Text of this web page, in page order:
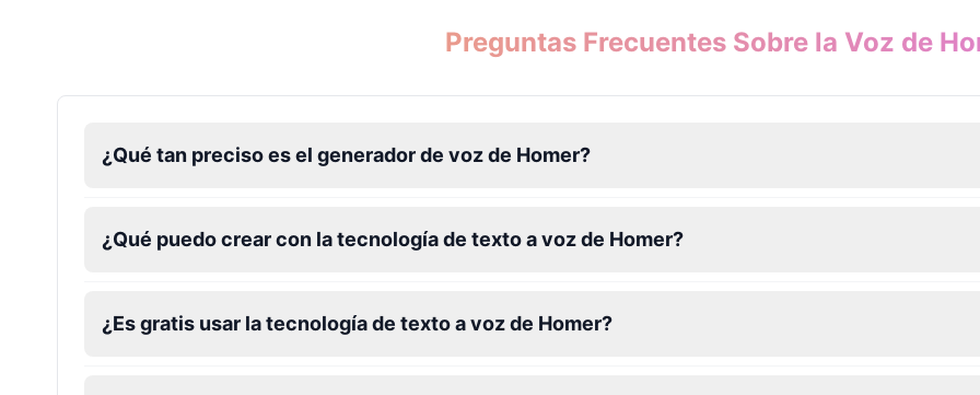
Preguntas Frecuentes Sobre la Voz de
¿Qué tan preciso es el generador de voz de Homer?
¿Qué puedo crear con la tecnología de texto a voz de Homer?
¿Es gratis usar la tecnología de texto a voz de Homer?